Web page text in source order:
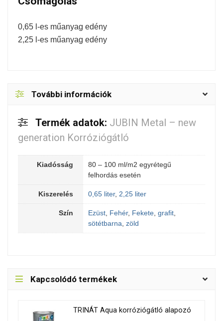
0,65 l-es műanyag edény
2,25 l-es műanyag edény
További információk
Termék adatok: JUBIN Metal – new
generation Korróziógátló
Kiadósság
80 – 100 ml/m2 egyrétegű
felhordás esetén
Kiszerelés 0,65 liter, 2,25 liter
Szín Ezüst, Fehér, Fekete, grafit,
sötétbarna, zöld
Kapcsolódó termékek
TRINÁT Aqua korróziógátló alapozó